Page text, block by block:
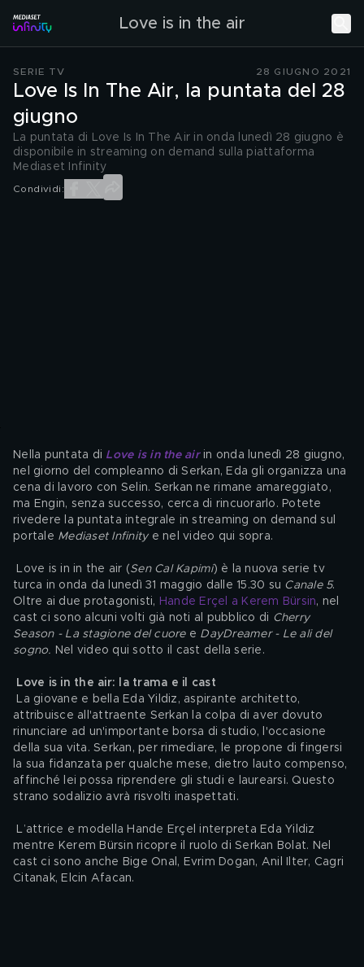
Love is in the air
SERIE TV 28 GIUGNO 2021
Love Is In The Air, la puntata del 28
giugno
La puntata di Love Is In The Air in onda lunedì 28 giugno è
disponibile in streaming on demand sulla piattaforma
Mediaset Infinity
Condividi:
Nella puntata di Love is in the air in onda lunedì 28 giugno,
nel giorno del compleanno di Serkan, Eda gli organizza una
cena di lavoro con Selin. Serkan ne rimane amareggiato,
ma Engin, senza successo, cerca di rincuorarlo. Potete
rivedere la puntata integrale in streaming on demand sul
portale Mediaset Infinity e nel video qui sopra.
Love is in in the air (Sen Cal Kapimi) è la nuova serie tv
turca in onda da lunedì 31 maggio dalle 15.30 su Canale 5.
Oltre ai due protagonisti, Hande Erçel a Kerem Bürsin, nel
cast ci sono alcuni volti già noti al pubblico di Cherry
Season - La stagione del cuore e DayDreamer - Le ali del
sogno. Nel video qui sotto il cast della serie.
Love is in the air: la trama e il cast
attribuisce all'attraente Serkan la colpa di aver dovuto
rinunciare ad un'importante borsa di studio, l'occasione
della sua vita. Serkan, per rimediare, le propone di fingersi
la sua fidanzata per qualche mese, dietro lauto compenso,
affinché lei possa riprendere gli studi e laurearsi. Questo
strano sodalizio avrà risvolti inaspettati.
mentre Kerem Bürsin ricopre il ruolo di Serkan Bolat. Nel
cast ci sono anche Bige Onal, Evrim Dogan, Anil Ilter, Cagri
Citanak, Elcin Afacan.